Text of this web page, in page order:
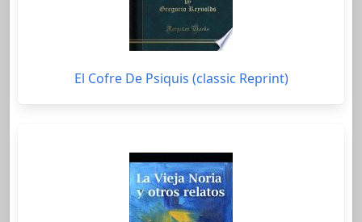
El Cofre De Psiquis (classic Reprint)